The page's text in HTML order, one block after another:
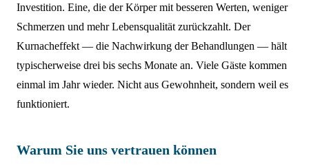
Investition. Eine, die der Körper mit besseren Werten, weniger
Schmerzen und mehr Lebensqualität zurückzahlt. Der
Kurnacheffekt — die Nachwirkung der Behandlungen — hält
typischerweise drei bis sechs Monate an. Viele Gäste kommen
einmal im Jahr wieder. Nicht aus Gewohnheit, sondern weil es
funktioniert.
Warum Sie uns vertrauen können